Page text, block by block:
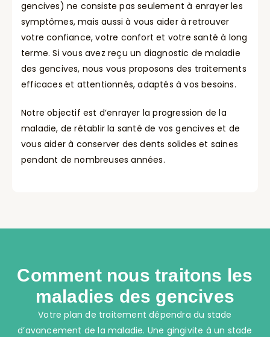
gencives) ne consiste pas seulement à enrayer les
symptômes, mais aussi à vous aider à retrouver
votre confiance, votre confort et votre santé à long
terme. Si vous avez reçu un diagnostic de maladie
des gencives, nous vous proposons des traitements
efficaces et attentionnés, adaptés à vos besoins.
Notre objectif est d’enrayer la progression de la
maladie, de rétablir la santé de vos gencives et de
vous aider à conserver des dents solides et saines
pendant de nombreuses années.
Comment nous traitons les
maladies des gencives
Votre plan de traitement dépendra du stade
d’avancement de la maladie. Une gingivite à un stade